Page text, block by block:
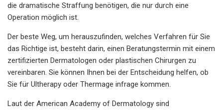
die dramatische Straffung benötigen, die nur durch eine
Operation möglich ist.
Der beste Weg, um herauszufinden, welches Verfahren für Sie
das Richtige ist, besteht darin, einen Beratungstermin mit einem
zertifizierten Dermatologen oder plastischen Chirurgen zu
vereinbaren. Sie können Ihnen bei der Entscheidung helfen, ob
Sie für Ultherapy oder Thermage infrage kommen.
Laut der American Academy of Dermatology sind